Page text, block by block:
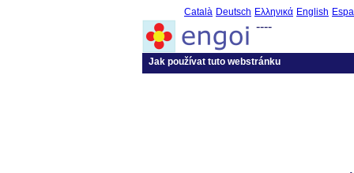
Català Deutsch Ελληνικά English
----
Jak používat tuto webstránku